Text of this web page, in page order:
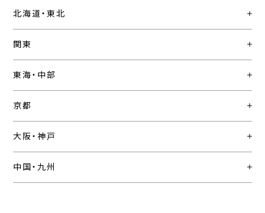
北海道・東北
関東
東海・中部
京都
大阪・神戸
中国・九州